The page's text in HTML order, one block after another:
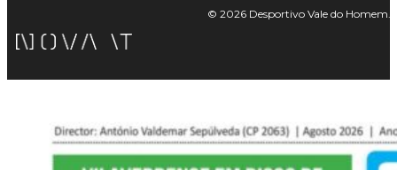
© 2026 Desportivo Vale do Homem.